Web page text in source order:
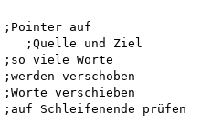
viele Worte
verschoben
verschieben
Schleifenende prüfen